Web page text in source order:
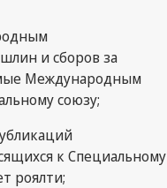
и сборов за
Международным
союзу;
к Специальному
роялти;